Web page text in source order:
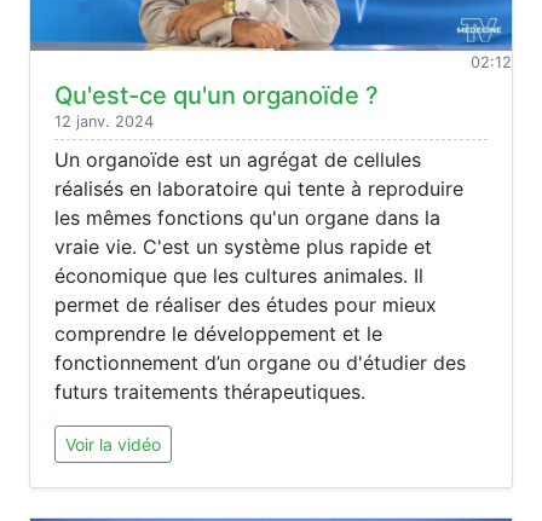
02:12
Qu'est-ce qu'un organoïde ?
12 janv. 2024
Un organoïde est un agrégat de cellules
réalisés en laboratoire qui tente à reproduire
les mêmes fonctions qu'un organe dans la
vraie vie. C'est un système plus rapide et
économique que les cultures animales. Il
permet de réaliser des études pour mieux
comprendre le développement et le
fonctionnement d’un organe ou d'étudier des
futurs traitements thérapeutiques.
Voir la vidéo